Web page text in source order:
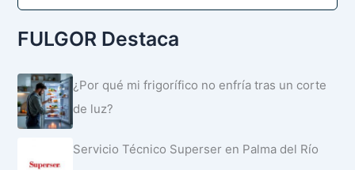
FULGOR Destaca
¿Por qué mi frigorífico no enfría tras un corte
de luz?
Servicio Técnico Superser en Palma del Río